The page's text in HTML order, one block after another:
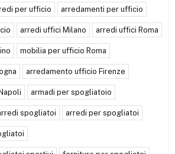
per ufficio arredamenti per ufficio
arredi uffici Milano arredi uffici Roma
mobilia per ufficio Roma
arredamento ufficio Firenze
armadi per spogliatoio
spogliatoi arredi per spogliatoi